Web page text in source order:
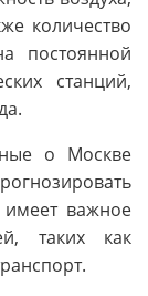
количество
постоянной
станций,
о Москве
важное
таких как